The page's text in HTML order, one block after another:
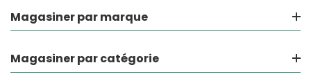
Magasiner par marque
Magasiner par catégorie